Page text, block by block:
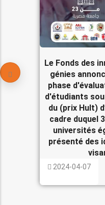
Le Fonds des
génies
phase
d'étudiants
du (prix Hult)
cadre duquel
universités
présenté des
2024-04-07